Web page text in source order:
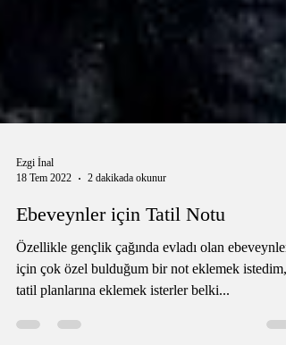
Ezgi İnal
18 Tem 2022
2 dakikada okunur
Ebeveynler için Tatil Notu
Özellikle gençlik çağında evladı olan ebeveynler